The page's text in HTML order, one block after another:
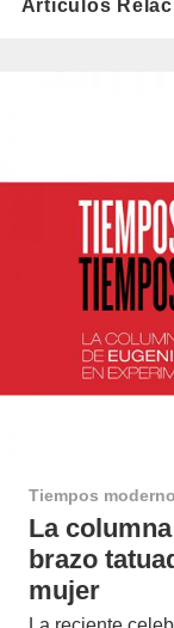
Artículos
Tiempos
La
brazo
mujer